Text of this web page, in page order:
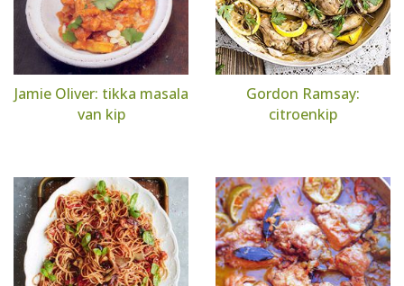
Jamie Oliver: tikka masala
van kip
Gordon Ramsay:
citroenkip